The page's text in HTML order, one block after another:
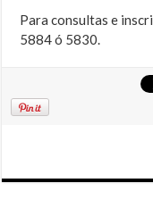
Para consultas e
5884 ó 5830.